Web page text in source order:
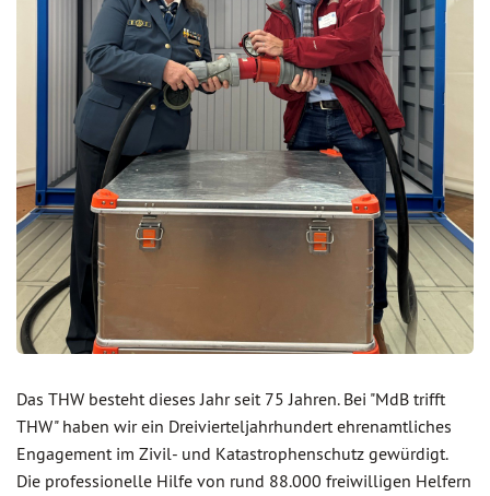
Das THW besteht dieses Jahr seit 75 Jahren. Bei "MdB trifft
THW" haben wir ein Dreivierteljahrhundert ehrenamtliches
Engagement im Zivil- und Katastrophenschutz gewürdigt.
Die professionelle Hilfe von rund 88.000 freiwilligen Helfern